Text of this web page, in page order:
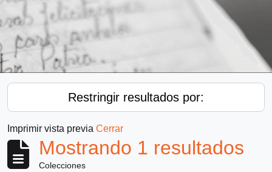
Restringir resultados por:
Imprimir vista previa Cerrar
Mostrando 1 resultados
Colecciones